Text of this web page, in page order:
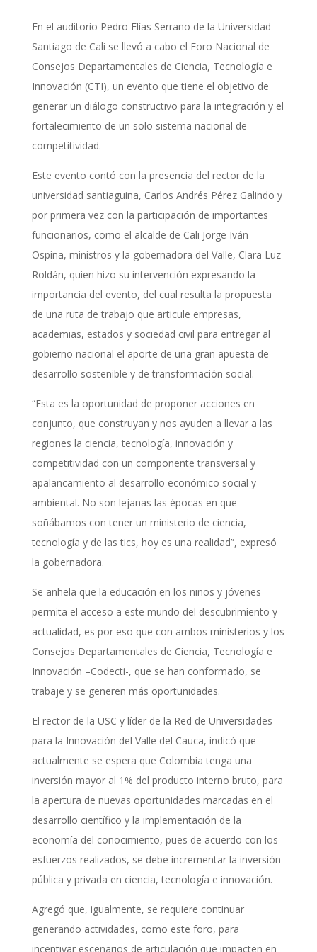
En el auditorio Pedro Elías Serrano de la Universidad
Santiago de Cali se llevó a cabo el Foro Nacional de
Consejos Departamentales de Ciencia, Tecnología e
Innovación (CTI), un evento que tiene el objetivo de
generar un diálogo constructivo para la integración y el
fortalecimiento de un solo sistema nacional de
competitividad.
Este evento contó con la presencia del rector de la
universidad santiaguina, Carlos Andrés Pérez Galindo y
por primera vez con la participación de importantes
funcionarios, como el alcalde de Cali Jorge Iván
Ospina, ministros y la gobernadora del Valle, Clara Luz
Roldán, quien hizo su intervención expresando la
importancia del evento, del cual resulta la propuesta
de una ruta de trabajo que articule empresas,
academias, estados y sociedad civil para entregar al
gobierno nacional el aporte de una gran apuesta de
desarrollo sostenible y de transformación social.
“Esta es la oportunidad de proponer acciones en
conjunto, que construyan y nos ayuden a llevar a las
regiones la ciencia, tecnología, innovación y
competitividad con un componente transversal y
apalancamiento al desarrollo económico social y
ambiental. No son lejanas las épocas en que
soñábamos con tener un ministerio de ciencia,
tecnología y de las tics, hoy es una realidad”, expresó
la gobernadora.
Se anhela que la educación en los niños y jóvenes
permita el acceso a este mundo del descubrimiento y
actualidad, es por eso que con ambos ministerios y los
Consejos Departamentales de Ciencia, Tecnología e
Innovación –Codecti-, que se han conformado, se
trabaje y se generen más oportunidades.
El rector de la USC y líder de la Red de Universidades
para la Innovación del Valle del Cauca, indicó que
actualmente se espera que Colombia tenga una
inversión mayor al 1% del producto interno bruto, para
la apertura de nuevas oportunidades marcadas en el
desarrollo científico y la implementación de la
economía del conocimiento, pues de acuerdo con los
esfuerzos realizados, se debe incrementar la inversión
pública y privada en ciencia, tecnología e innovación.
Agregó que, igualmente, se requiere continuar
generando actividades, como este foro, para
incentivar escenarios de articulación que impacten en